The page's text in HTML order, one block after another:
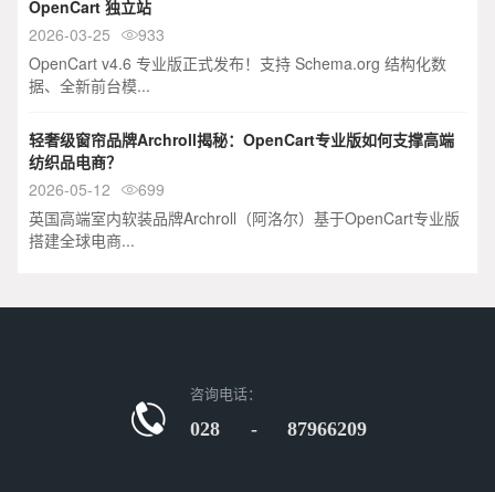
OpenCart 独立站
2026-03-25
933
OpenCart v4.6 专业版正式发布！支持 Schema.org 结构化数
据、全新前台模...
轻奢级窗帘品牌Archroll揭秘：OpenCart专业版如何支撑高端
纺织品电商？
2026-05-12
699
英国高端室内软装品牌Archroll（阿洛尔）基于OpenCart专业版
搭建全球电商...
咨询电话：
028 - 87966209